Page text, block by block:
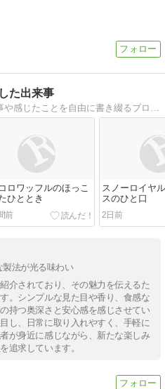
た出来事
ロワッフルのほっこ
ひととき
前
スノーロイヤ
スのひと口
2日前
製法が光る味わい
介されており、その魅力を伝えるた
。シンプルな見た目や香り、食感な
持つ奥深さと安心感を感じさせてい
し、日常に取り入れやすく、手軽に
が身近に感じながら、新たな楽しみ
追求しています。